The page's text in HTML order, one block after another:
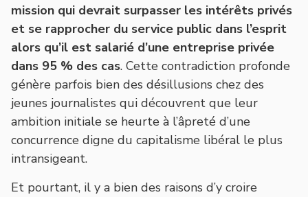
mission qui devrait surpasser les intérêts privés
et se rapprocher du service public dans l’esprit
alors qu’il est salarié d’une entreprise privée
dans 95 % des cas. Cette contradiction profonde
génère parfois bien des désillusions chez des
jeunes journalistes qui découvrent que leur
ambition initiale se heurte à l’âpreté d’une
concurrence digne du capitalisme libéral le plus
intransigeant.
Et pourtant, il y a bien des raisons d’y croire